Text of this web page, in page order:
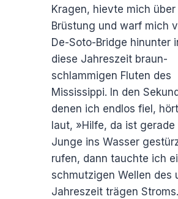
Kragen, hievte mich über
Brüstung und warf mich
De-Soto-Bridge hinunter
diese Jahreszeit braun-
schlammigen Fluten des
Mississippi. In den
denen ich endlos fiel,
laut, »Hilfe, da ist gerade
Junge ins Wasser
rufen, dann tauchte ich
schmutzigen Wellen des
Jahreszeit trägen Stroms.